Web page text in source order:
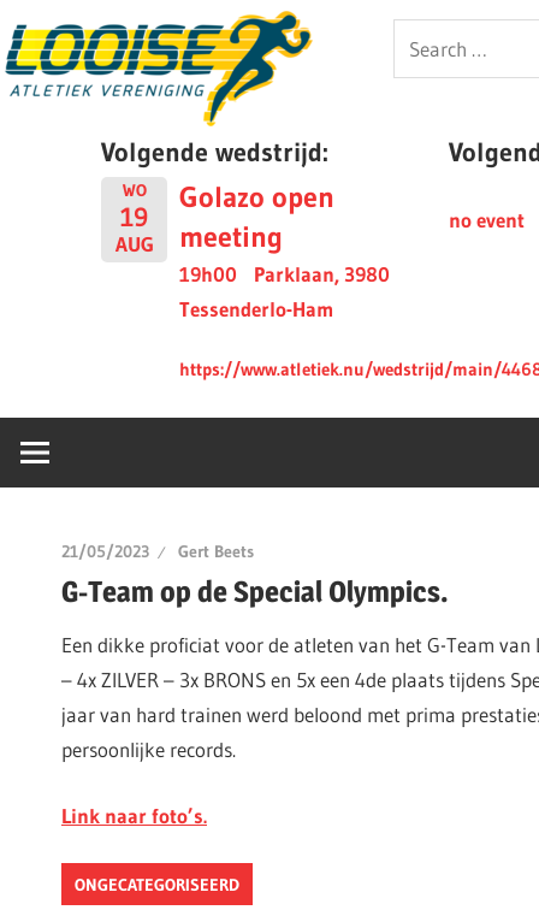
to
content
Looise
Search
for:
Volgende wedstrijd:
WO
19
AUG
Golazo open
meeting
19h00
Parklaan, 3980
Tessenderlo-Ham
https://www.atletiek.nu/wedstrijd/main/
no event
21/05/2023 Gert Beets
G-Team op de Special Olympics.
Een dikke proficiat voor de atleten van het G-Team van
– 4x ZILVER – 3x BRONS en 5x een 4de plaats tijdens
jaar van hard trainen werd beloond met prima
persoonlijke records.
Link naar foto’s.
ONGECATEGORISEERD